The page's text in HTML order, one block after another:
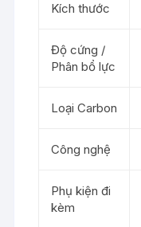
Kích thước
Độ cứng /
Phân bổ lực
Loại Carbon
Công nghệ
Phụ kiện đi
kèm